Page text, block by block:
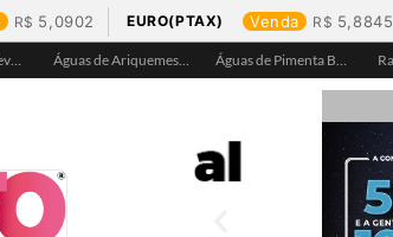
5,0902 EURO(PTAX) Venda 5,8845
Águas de Ariquemes leva atendimento itinerante e orientações ao Distrito de Bom Futuro neste sábado, 25 Águas de Pimenta Bueno amplia rede de abastecimento e leva água tratada para moradores da região do aeroporto